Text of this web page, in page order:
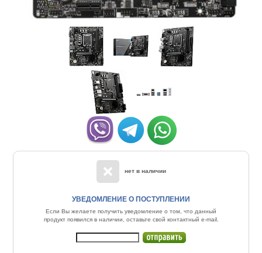
нет в наличии
УВЕДОМЛЕНИЕ О ПОСТУПЛЕНИИ
Если Вы желаете получить уведомление о том, что данный
продукт появился в наличии, оставьте свой контактный e-mail.